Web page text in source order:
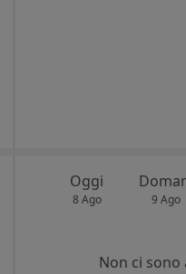
Oggi
8 Ago 9 Ago
Non ci